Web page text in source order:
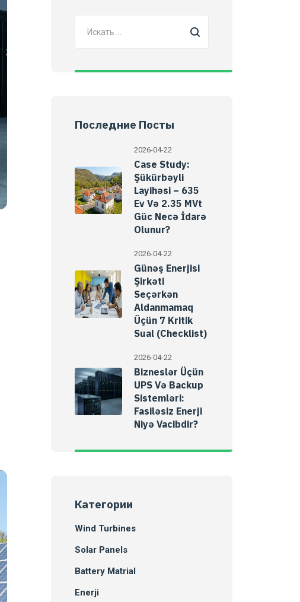
Последние Посты
2026-04-22
Case Study:
Şükürbəyli
Layihəsi – 635
Ev Və 2.35 MVt
Güc Necə İdarə
Olunur?
2026-04-22
Günəş Enerjisi
Şirkəti
Seçərkən
Aldanmamaq
Üçün 7 Kritik
Sual (Checklist)
2026-04-22
Bizneslər Üçün
UPS Və Backup
Sistemləri:
Fasiləsiz Enerji
Niyə Vacibdir?
Категории
Wind Turbines
Solar Panels
Battery Matrial
Enerji